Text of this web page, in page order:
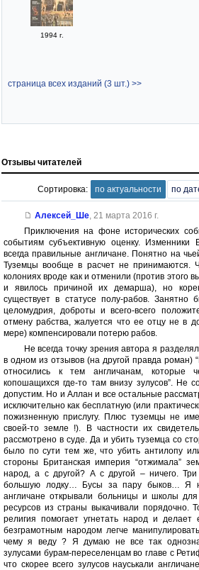
1994 г.
страница всех изданий (3 шт.) >>
Отзывы читателей
Сортировка: по актуальности по
Алексей_Ше, 21 марта 2016 г.
Приключения на фоне исторических
событиям субъективную оценку. Изменники
всегда правильные англичане. Понятно на
Туземцы вообще в расчет не принимаются.
колониях вроде как и отменили (против этого
и явилось причиной их демарша), но
существует в статусе полу-рабов. Занятно
целомудрия, доброты и всего-всего
отмену рабства, жалуется что ее отцу не в
мере) компенсировали потерю рабов.
Не всегда точку зрения автора я
в одном из отзывов (на другой правда роман)
относились к тем англичанам, которые
копошащихся где-то там внизу зулусов”. Не
допустим. Но и Аллан и все остальные
исключительно как бесплатную (или
пожизненную прислугу. Плюс туземцы не
своей-то земле !). В частности их
рассмотрено в суде. Да и убить туземца со
было по сути тем же, что убить антилопу
стороны Британская империя “отжимала”
народ, а с другой? А с другой – ничего.
большую лодку… Бусы за пару быков… Я
англичане открывали больницы и школы
ресурсов из страны выкачивали порядочно.
религия помогает угнетать народ и
безграмотным народом легче
чему я веду ? Я думаю не все так
зулусами бурам-переселенцам во главе с
что скорее всего зулусов науськали